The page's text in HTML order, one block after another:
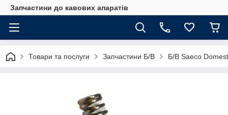
Запчастини до кавових апаратів
Товари та послуги Запчастини Б/В Б/В Saeco